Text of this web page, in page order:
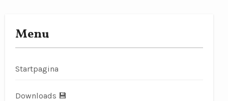
Menu
Startpagina
Downloads 💾